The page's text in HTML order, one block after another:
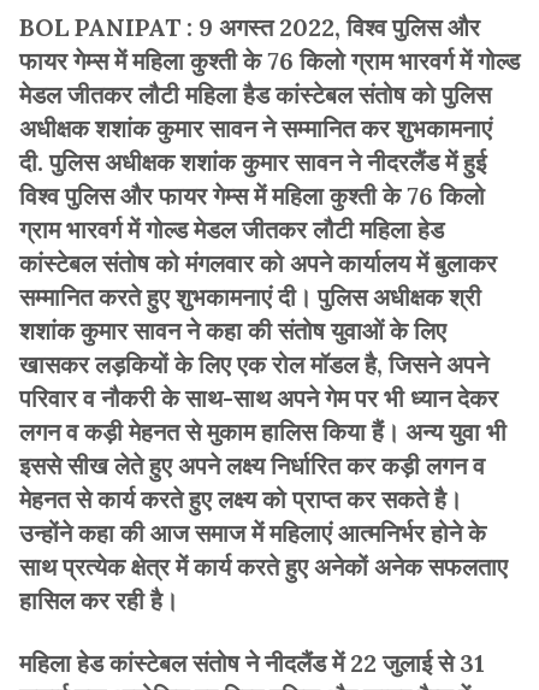
BOL PANIPAT : 9 अगस्त 2022, विश्व पुलिस और
फायर गेम्स में महिला कुश्ती के 76 किलो ग्राम भारवर्ग में गोल्ड
मेडल जीतकर लौटी महिला हैड कांस्टेबल संतोष को पुलिस
अधीक्षक शशांक कुमार सावन ने सम्मानित कर शुभकामनाएं
दी. पुलिस अधीक्षक शशांक कुमार सावन ने नीदरलैंड में हुई
विश्व पुलिस और फायर गेम्स में महिला कुश्ती के 76 किलो
ग्राम भारवर्ग में गोल्ड मेडल जीतकर लौटी महिला हेड
कांस्टेबल संतोष को मंगलवार को अपने कार्यालय में बुलाकर
सम्मानित करते हुए शुभकामनाएं दी। पुलिस अधीक्षक श्री
शशांक कुमार सावन ने कहा की संतोष युवाओं के लिए
खासकर लड़कियों के लिए एक रोल मॉडल है, जिसने अपने
परिवार व नौकरी के साथ-साथ अपने गेम पर भी ध्यान देकर
लगन व कड़ी मेहनत से मुकाम हालिस किया हैं। अन्य युवा भी
इससे सीख लेते हुए अपने लक्ष्य निर्धारित कर कड़ी लगन व
मेहनत से कार्य करते हुए लक्ष्य को प्राप्त कर सकते है।
उन्होंने कहा की आज समाज में महिलाएं आत्मनिर्भर होने के
साथ प्रत्येक क्षेत्र में कार्य करते हुए अनेकों अनेक सफलताए
हासिल कर रही है।
महिला हेड कांस्टेबल संतोष ने नीदलैंड में 22 जुलाई से 31